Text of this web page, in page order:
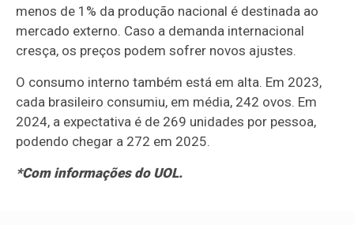
menos de 1% da produção nacional é destinada ao
mercado externo. Caso a demanda internacional
cresça, os preços podem sofrer novos ajustes.
O consumo interno também está em alta. Em 2023,
cada brasileiro consumiu, em média, 242 ovos. Em
2024, a expectativa é de 269 unidades por pessoa,
podendo chegar a 272 em 2025.
*Com informações do UOL.